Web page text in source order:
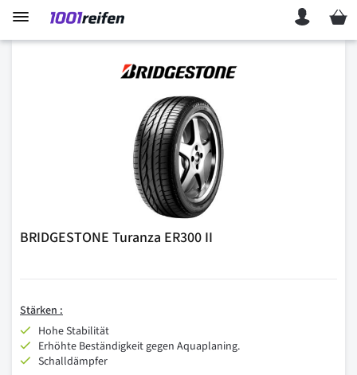
Mein
BRIDGESTONE Turanza ER300 II
Stärken :
Hohe Stabilität
Erhöhte Beständigkeit gegen Aquaplaning.
Schalldämpfer